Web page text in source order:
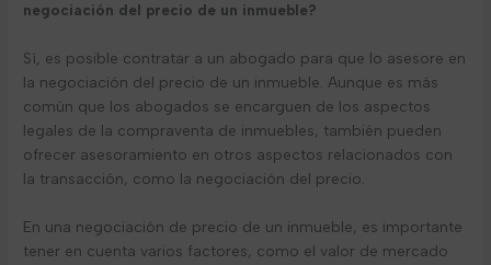
negociación del precio de un inmueble?
Sí, es posible contratar a un abogado para que lo asesore en
la negociación del precio de un inmueble. Aunque es más
común que los abogados se encarguen de los aspectos
legales de la compraventa de inmuebles, también pueden
ofrecer asesoramiento en otros aspectos relacionados con
la transacción, como la negociación del precio.
En una negociación de precio de un inmueble, es importante
tener en cuenta varios factores, como el valor de mercado